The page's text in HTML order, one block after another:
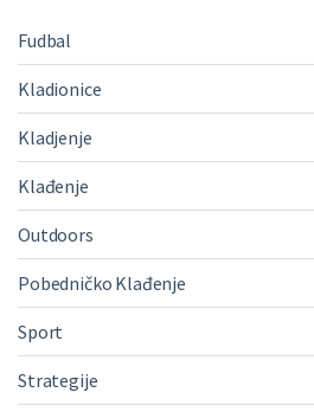
Fudbal
Kladionice
Kladjenje
Klađenje
Outdoors
Pobedničko Klađenje
Sport
Strategije